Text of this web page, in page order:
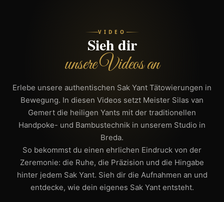
VIDEO
Sieh dir
unsere Videos an
Erlebe unsere authentischen Sak Yant Tätowierungen in
Bewegung. In diesen Videos setzt Meister Silas van
Gemert die heiligen Yants mit der traditionellen
Handpoke- und Bambustechnik in unserem Studio in
Breda.
So bekommst du einen ehrlichen Eindruck von der
Zeremonie: die Ruhe, die Präzision und die Hingabe
hinter jedem Sak Yant. Sieh dir die Aufnahmen an und
entdecke, wie dein eigenes Sak Yant entsteht.